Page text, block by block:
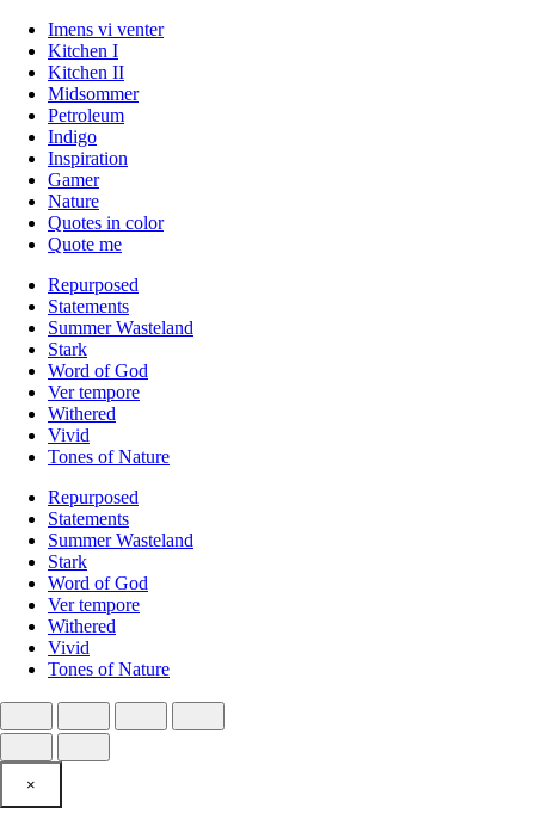
Imens vi venter
Kitchen I
Kitchen II
Midsommer
Petroleum
Indigo
Inspiration
Gamer
Nature
Quotes in color
Quote me
Repurposed
Statements
Summer Wasteland
Stark
Word of God
Ver tempore
Withered
Vivid
Tones of Nature
Repurposed
Statements
Summer Wasteland
Stark
Word of God
Ver tempore
Withered
Vivid
Tones of Nature
×